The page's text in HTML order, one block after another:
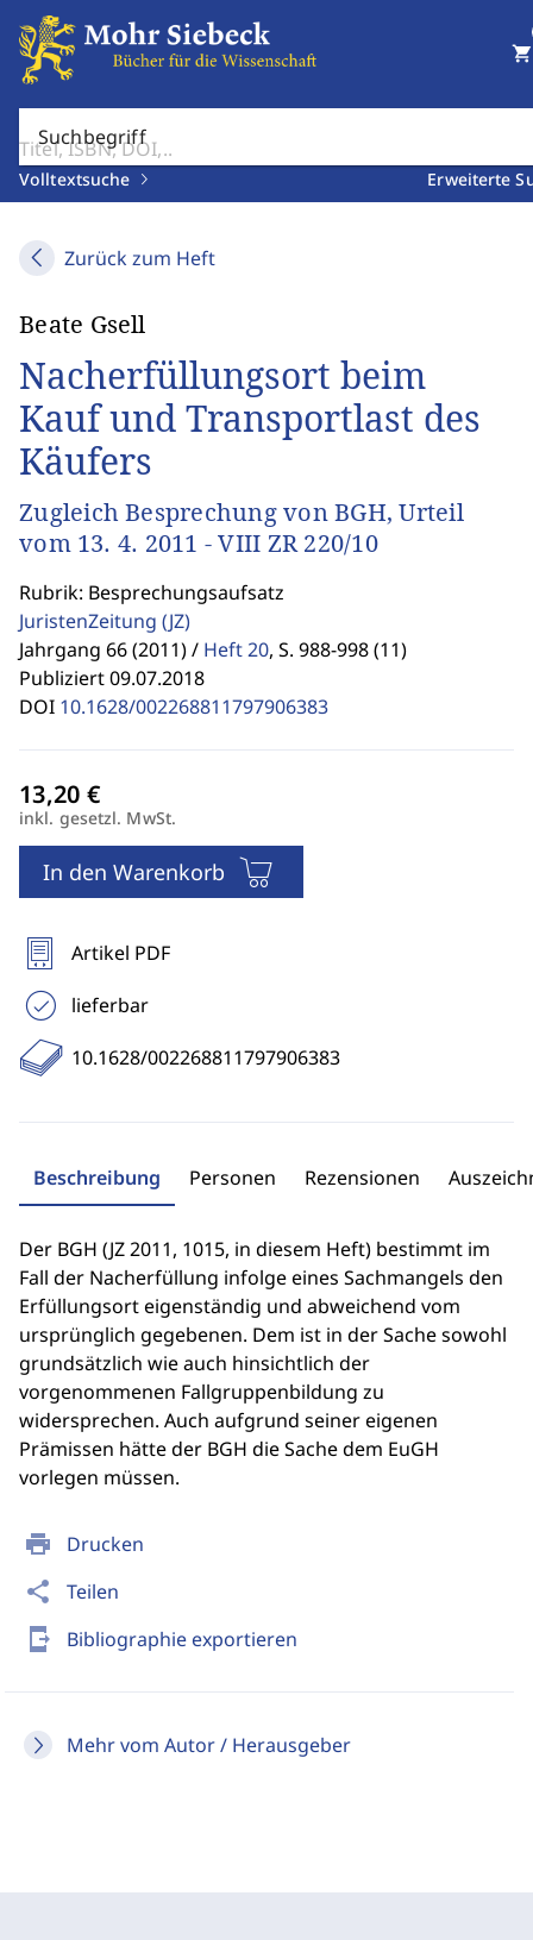
Suchbegriff
Volltextsuche Erweiterte
shopping_cart
Zurück zum Heft
print Drucken
share Teilen
send_to_mobile Bibliographie exportieren
Mehr vom Autor / Herausgeber
Beate Gsell
Nacherfüllungsort beim
Kauf und Transportlast des
Käufers
Zugleich Besprechung von BGH, Urteil
vom 13. 4. 2011 - VIII ZR 220/10
Rubrik: Besprechungsaufsatz
JuristenZeitung (JZ)
Jahrgang 66 (2011) / Heft 20, S. 988-998 (11)
Publiziert 09.07.2018
DOI 10.1628/002268811797906383
inkl. gesetzl. MwSt.
In den Warenkorb
Artikel PDF
lieferbar
10.1628/002268811797906383
Beschreibung Personen Rezensionen
Der BGH (JZ 2011, 1015, in diesem Heft) bestimmt im
Fall der Nacherfüllung infolge eines Sachmangels den
Erfüllungsort eigenständig und abweichend vom
ursprünglich gegebenen. Dem ist in der Sache sowohl
grundsätzlich wie auch hinsichtlich der
vorgenommenen Fallgruppenbildung zu
widersprechen. Auch aufgrund seiner eigenen
Prämissen hätte der BGH die Sache dem EuGH
vorlegen müssen.